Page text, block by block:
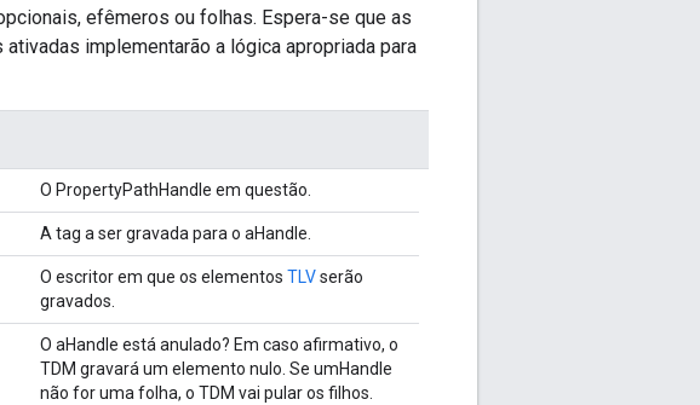
efêmeros ou folhas. Espera-se que as
implementarão a lógica apropriada para
O PropertyPathHandle em questão.
A tag a ser gravada para o aHandle.
O escritor em que os elementos TLVserão
gravados.
O aHandle está anulado? Em caso afirmativo, o
TDM gravará um elemento nulo. Se umHandle
não for uma folha, o TDM vai pular os filhos.